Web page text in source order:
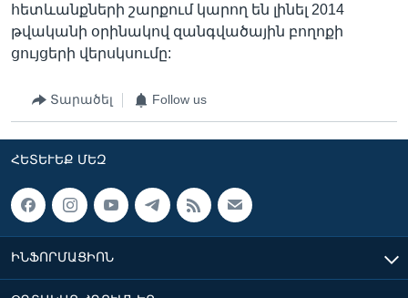
հետևանքների շարքում կարող են լինել 2014
թվականի օրինակով զանգվածային բողոքի
ցույցերի վերսկսումը:
Տարածել Follow us
ՀԵՏԵՒԵՔ ՄԵԶ
ԻՆՖՈՐՄԱՑԻՈՆ